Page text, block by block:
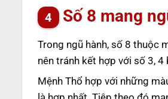
Số 8 mang
Trong ngũ hành, số 8 thuộc
nên tránh kết hợp với số 3,
Mệnh Thổ hợp với những